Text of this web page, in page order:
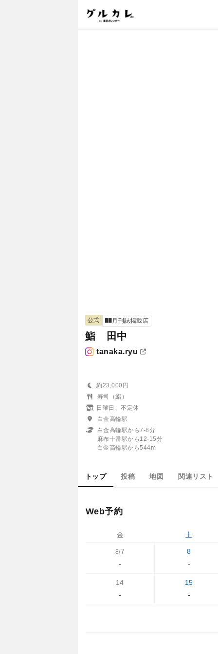
公式 月刊誌掲載店
鮨 田中
tanaka.ryu
約23,000円
寿司（鮨）
日曜日、不定休
白金高輪駅
白金高輪駅から7-8分
麻布十番駅から12-15分
白金高輪駅から544m
トップ 投稿 地図 関連リスト
Web予約
金 土
8/7
-
8
-
14
-
15
-